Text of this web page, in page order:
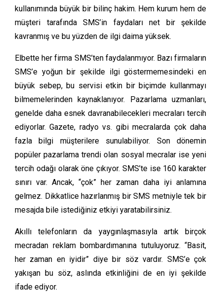
kullanımında büyük bir bilinç hakim. Hem kurum hem de
müşteri tarafında SMS’in faydaları net bir şekilde
kavranmış ve bu yüzden de ilgi daima yüksek.
Elbette her firma SMS’ten faydalanmıyor. Bazı firmaların
SMS’e yoğun bir şekilde ilgi göstermemesindeki en
büyük sebep, bu servisi etkin bir biçimde kullanmayı
bilmemelerinden kaynaklanıyor. Pazarlama uzmanları,
genelde daha esnek davranabilecekleri mecraları tercih
ediyorlar. Gazete, radyo vs. gibi mecralarda çok daha
fazla bilgi müşterilere sunulabiliyor. Son dönemin
popüler pazarlama trendi olan sosyal mecralar ise yeni
tercih odağı olarak öne çıkıyor. SMS’te ise 160 karakter
sınırı var. Ancak, “çok” her zaman daha iyi anlamına
gelmez. Dikkatlice hazırlanmış bir SMS metniyle tek bir
mesajda bile istediğiniz etkiyi yaratabilirsiniz.
Akıllı telefonların da yaygınlaşmasıyla artık birçok
mecradan reklam bombardımanına tutuluyoruz. “Basit,
her zaman en iyidir” diye bir söz vardır. SMS’e çok
yakışan bu söz, aslında etkinliğini de en iyi şekilde
ifade ediyor.